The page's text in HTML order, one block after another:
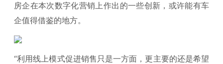
房企在本次数字化营销上作出的一些创新，或许能有车
企值得借鉴的地方。
“利用线上模式促进销售只是一方面，更主要的还是希望